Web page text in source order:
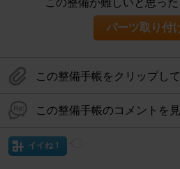
パーツ取り付
この整備手帳をクリップし
この整備手帳のコメントを
イイね！